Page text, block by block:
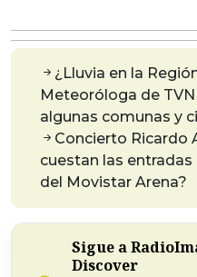
¿Lluvia en la
Meteoróloga de
algunas comunas y
Concierto Ricardo
cuestan las
del Movistar Arena?
Sigue a
Discover